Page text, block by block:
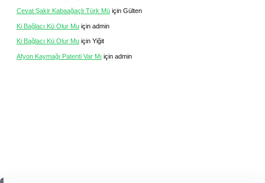
Cevat Şakir Kabaağaçlı Türk Mü için Gülten
Ki Bağlacı Kü Olur Mu için admin
Ki Bağlacı Kü Olur Mu için Yiğit
Afyon Kaymağı Patenti Var Mı için admin